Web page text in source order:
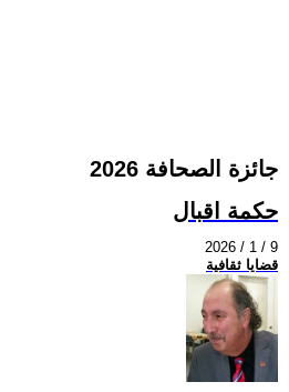
جائزة الصحافة 2026
حكمة اقبال
2026 / 1 / 9
قضايا ثقافية